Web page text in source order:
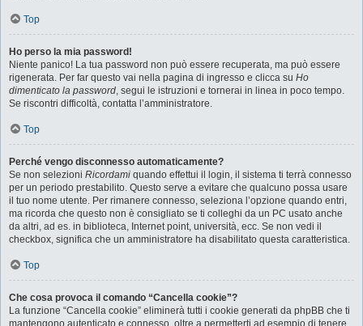
Top
Ho perso la mia password!
Niente panico! La tua password non può essere recuperata, ma può essere
rigenerata. Per far questo vai nella pagina di ingresso e clicca su Ho
dimenticato la password, segui le istruzioni e tornerai in linea in poco tempo.
Se riscontri difficoltà, contatta l’amministratore.
Top
Perché vengo disconnesso automaticamente?
Se non selezioni Ricordami quando effettui il login, il sistema ti terrà connesso
per un periodo prestabilito. Questo serve a evitare che qualcuno possa usare
il tuo nome utente. Per rimanere connesso, seleziona l’opzione quando entri,
ma ricorda che questo non è consigliato se ti colleghi da un PC usato anche
da altri, ad es. in biblioteca, Internet point, università, ecc. Se non vedi il
checkbox, significa che un amministratore ha disabilitato questa caratteristica.
Top
Che cosa provoca il comando “Cancella cookie”?
La funzione “Cancella cookie” eliminerà tutti i cookie generati da phpBB che ti
mantengono autenticato e connesso, oltre a permetterti ad esempio di tenere